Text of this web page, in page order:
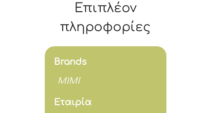
Επιπλέον
πληροφορίες
Brands
MIMI
Εταιρία